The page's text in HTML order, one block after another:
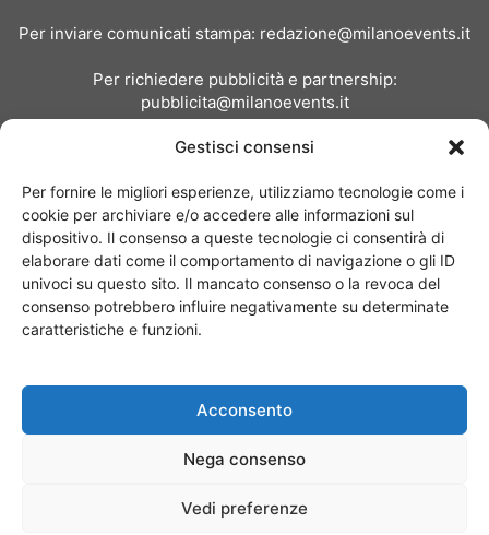
Gestisci consensi
Per fornire le migliori esperienze, utilizziamo tecnologie come i
cookie per archiviare e/o accedere alle informazioni sul
dispositivo. Il consenso a queste tecnologie ci consentirà di
elaborare dati come il comportamento di navigazione o gli ID
univoci su questo sito. Il mancato consenso o la revoca del
consenso potrebbero influire negativamente su determinate
caratteristiche e funzioni.
Acconsento
Nega consenso
Vedi preferenze
Per inviare comunicati stampa: redazione@milanoevents.it
Per richiedere pubblicità e partnership:
pubblicita@milanoevents.it
Chi siamo I Nostri Clienti
© Copyright 2017 - MilanoEvents.it© managed by